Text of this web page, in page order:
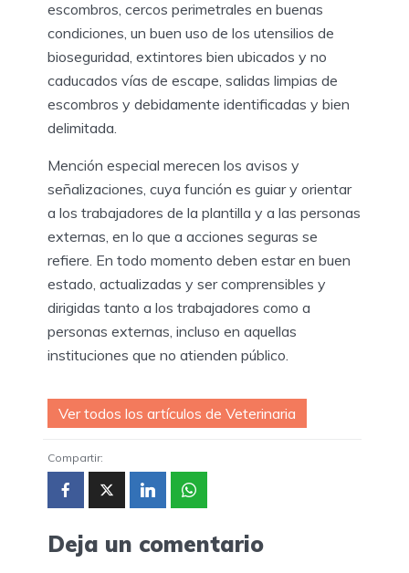
escombros, cercos perimetrales en buenas
condiciones, un buen uso de los utensilios de
bioseguridad, extintores bien ubicados y no
caducados vías de escape, salidas limpias de
escombros y debidamente identificadas y bien
delimitada.
Mención especial merecen los avisos y
señalizaciones, cuya función es guiar y orientar
a los trabajadores de la plantilla y a las personas
externas, en lo que a acciones seguras se
refiere. En todo momento deben estar en buen
estado, actualizadas y ser comprensibles y
dirigidas tanto a los trabajadores como a
personas externas, incluso en aquellas
instituciones que no atienden público.
Ver todos los artículos de Veterinaria
Compartir:
Deja un comentario